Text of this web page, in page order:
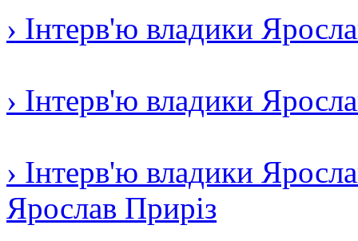
› Інтерв'ю владики
› Інтерв'ю владики
› Інтерв'ю владики
Ярослав Приріз